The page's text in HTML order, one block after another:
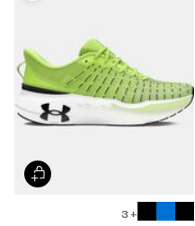
+ 3